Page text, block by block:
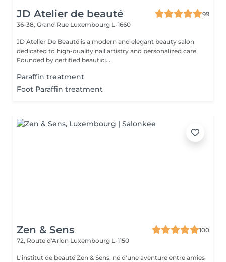
JD Atelier de beauté
99
36-38, Grand Rue Luxembourg L-1660
JD Atelier De Beauté is a modern and elegant beauty salon
dedicated to high-quality nail artistry and personalized care.
Founded by certified beautici...
Paraffin treatment
Foot Paraffin treatment
Zen & Sens
100
72, Route d'Arlon Luxembourg L-1150
L'institut de beauté Zen & Sens, né d'une aventure entre amies